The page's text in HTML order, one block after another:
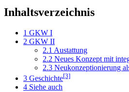
Inhaltsverzeichnis
1 GKW I
2 GKW II
2.1 Austattung
2.2 Neues Konzept mit
2.3 Neukonzeptionierung
3 Geschichte[3]
4 Siehe auch